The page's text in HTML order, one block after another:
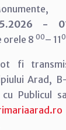
-
orele 800– 11
fi
Arad,
cu Publicul